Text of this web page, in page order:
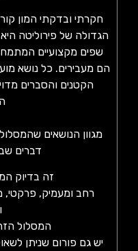
חקרתי ובדקתי המון
הגדולה של פירוליטה
שפים מקצועיים
הם מעבירים. כל נושא
הקטנים והסברים
מגוון הנושאים
דברים
זה בדיוק
רחב ומעמיק, פרקטי,
המסלול
יש גם פורום שניתן